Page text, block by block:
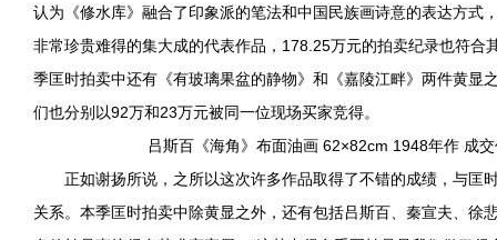
认为《修水库》融合了印象派的笔法和中国民族画诗意的表达方式
非常珍贵难得的集大成的代表作品，178.25万元的拍卖纪录也符合
季匡时拍卖中还有《有玻璃果盆的静物》和《嘉陵江畔》两件黄显
们也分别以92万和23万元被同一位现场买家竞得。
吕斯百《海角》布面油画 62×82cm 1948年作 成
正如谢扬所说，之所以这次许多作品取得了不错的成绩，与匡
关系。本季匡时拍卖中除黄显之外，还有包括吕斯百、秦宣夫、徐